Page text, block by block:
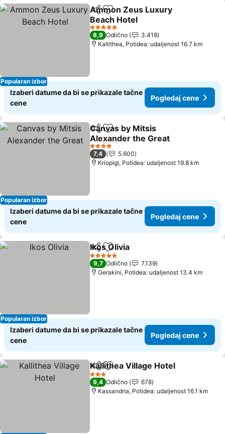
Popularan izbor
Deli Dodati u favorite
Ammon Zeus Luxury
Beach Hotel
5 Zvezdice
8,9 Odlično
3.418
Kallithea, Potidea: udaljenost 16.7 km
Izaberi datume da bi se prikazale tačne
cene
Pogledaj cene
Popularan izbor
Deli Dodati u favorite
Canvas by Mitsis
Alexander the Great
4 Zvezdice
7,4
5.600
Kriopigi, Potidea: udaljenost 19.8 km
Izaberi datume da bi se prikazale tačne
cene
Pogledaj cene
Popularan izbor
Deli Dodati u favorite
Ikos Olivia
5 Zvezdice
9,7 Odlično
7.139
Gerakini, Potidea: udaljenost 13.4 km
Izaberi datume da bi se prikazale tačne
cene
Pogledaj cene
Deli Dodati u favorite
Kallithea Village Hotel
3 Zvezdice
9,4 Odlično
678
Kassandria, Potidea: udaljenost 16.1 km